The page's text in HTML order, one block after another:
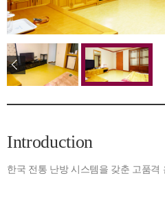
Introduction
한국 전통 난방 시스템을 갖춘 고품격